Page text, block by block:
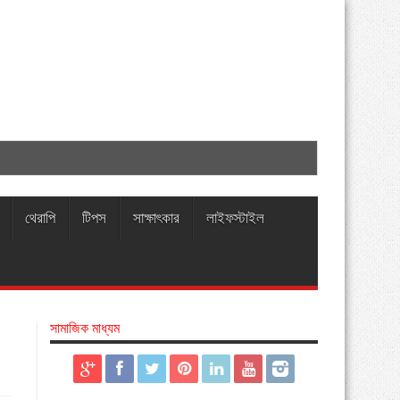
থেরাপি টিপস সাক্ষাৎকার লাইফস্টাইল
সামাজিক মাধ্যম